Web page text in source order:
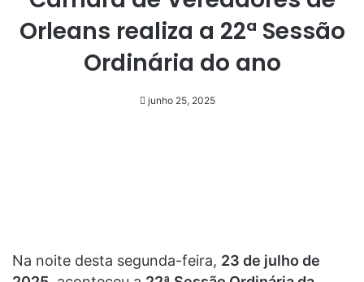
Orleans realiza a 22ª Sessão
Ordinária do ano
junho 25, 2025
Na noite desta segunda-feira, 23 de julho de